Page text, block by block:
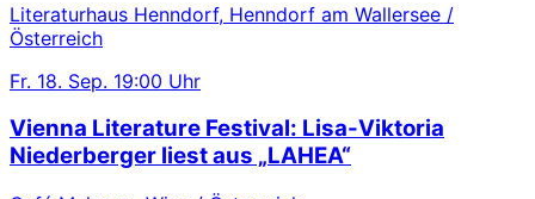
Literaturhaus Henndorf, Henndorf am Wallersee /
Österreich
Fr. 18. Sep. 19:00 Uhr
Vienna Literature Festival: Lisa-Viktoria
Niederberger liest aus „LAHEA“